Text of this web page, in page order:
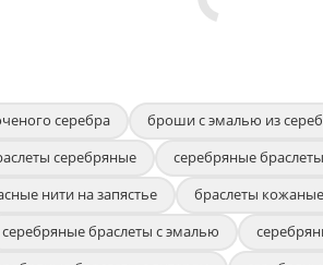
серебра броши с эмалью из
серебряные серебряные
нити на запястье браслеты кожаные
серебряные браслеты с эмалью